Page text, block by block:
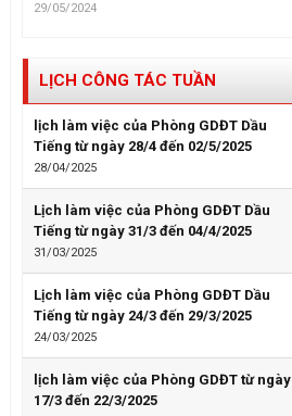
29/05/2024
LỊCH CÔNG TÁC TUẦN
lịch làm việc của Phòng GDĐT Dầu
Tiếng từ ngày 28/4 đến 02/5/2025
28/04/2025
Lịch làm việc của Phòng GDĐT Dầu
Tiếng từ ngày 31/3 đến 04/4/2025
31/03/2025
Lịch làm việc của Phòng GDĐT Dầu
Tiếng từ ngày 24/3 đến 29/3/2025
24/03/2025
lịch làm việc của Phòng GDĐT từ ngày
17/3 đến 22/3/2025